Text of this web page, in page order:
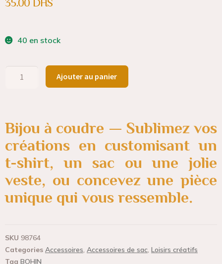
35.00 DHS
40 en stock
Ajouter au panier
Bijou à coudre — Sublimez vos
créations en customisant un
t-shirt, un sac ou une jolie
veste, ou concevez une pièce
unique qui vous ressemble.
SKU 98764
Categories Accessoires, Accessoires de sac, Loisirs créatifs
Tag BOHIN